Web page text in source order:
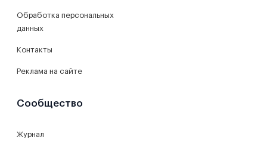
Обработка персональных
данных
Контакты
Реклама на сайте
Сообщество
Журнал